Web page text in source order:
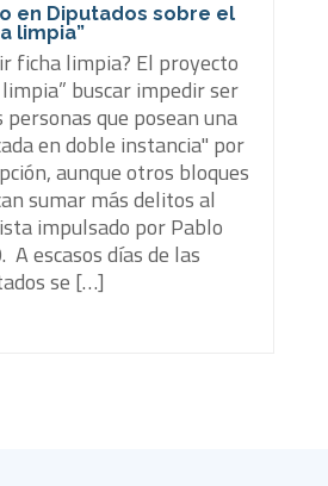
en Diputados sobre el
limpia”
ficha limpia? El proyecto
buscar impedir ser
que posean una
en doble instancia" por
aunque otros bloques
sumar más delitos al
impulsado por Pablo
A escasos días de las
se […]